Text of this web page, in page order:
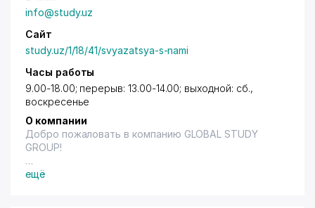
info@study.uz
Сайт
study.uz/1/18/41/svyazatsya-s-nami
Часы работы
9.00-18.00; перерыв: 13.00-14.00; выходной: cб.,
воскресенье
О компании
Добро пожаловать в компанию GLOBAL STUDY
GROUP!
Компания Global Study является членом
ещё